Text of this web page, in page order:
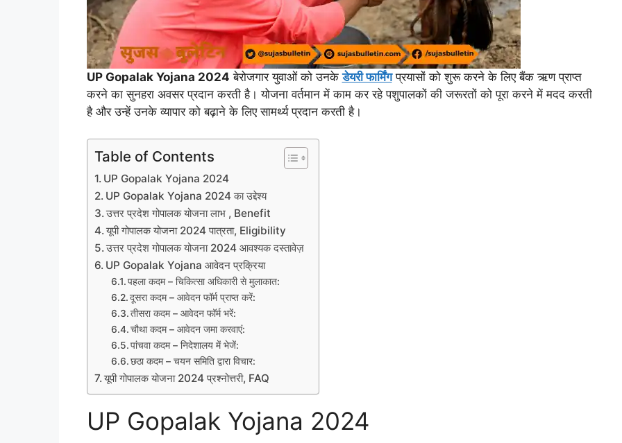
UP Gopalak Yojana 2024 बेरोजगार युवाओं को उनकेडेयरी फार्मिंगप्रयासों को शुरू करने के लिए बैंक ऋण प्राप्त
करने का सुनहरा अवसर प्रदान करती है। योजना वर्तमान में काम कर रहे पशुपालकों की जरूरतों को पूरा करने में मदद करती
है और उन्हें उनके व्यापार को बढ़ाने के लिए सामर्थ्य प्रदान करती है।
Table of Contents
UP Gopalak Yojana 2024
UP Gopalak Yojana 2024 का उद्देश्य
उत्तर प्रदेश गोपालक योजना लाभ , Benefit
यूपी गोपालक योजना 2024 पात्रता, Eligibility
उत्तर प्रदेश गोपालक योजना 2024 आवश्यक दस्तावेज़
UP Gopalak Yojana आवेदन प्रक्रिया
पहला कदम – चिकित्सा अधिकारी से मुलाकात:
दूसरा कदम – आवेदन फॉर्म प्राप्त करें:
तीसरा कदम – आवेदन फॉर्म भरें:
चौथा कदम – आवेदन जमा करवाएं:
पांचवा कदम – निदेशालय में भेजें:
छठा कदम – चयन समिति द्वारा विचार:
यूपी गोपालक योजना 2024 प्रश्नोत्तरी, FAQ
UP Gopalak Yojana 2024